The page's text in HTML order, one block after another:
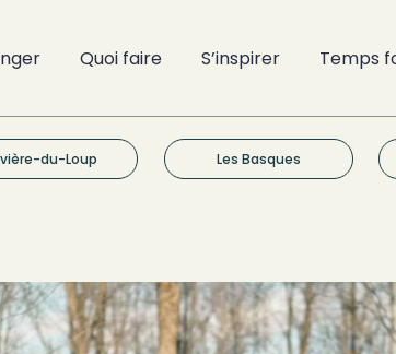
Quoi faire S’inspirer Temps
du-Loup Les Basques